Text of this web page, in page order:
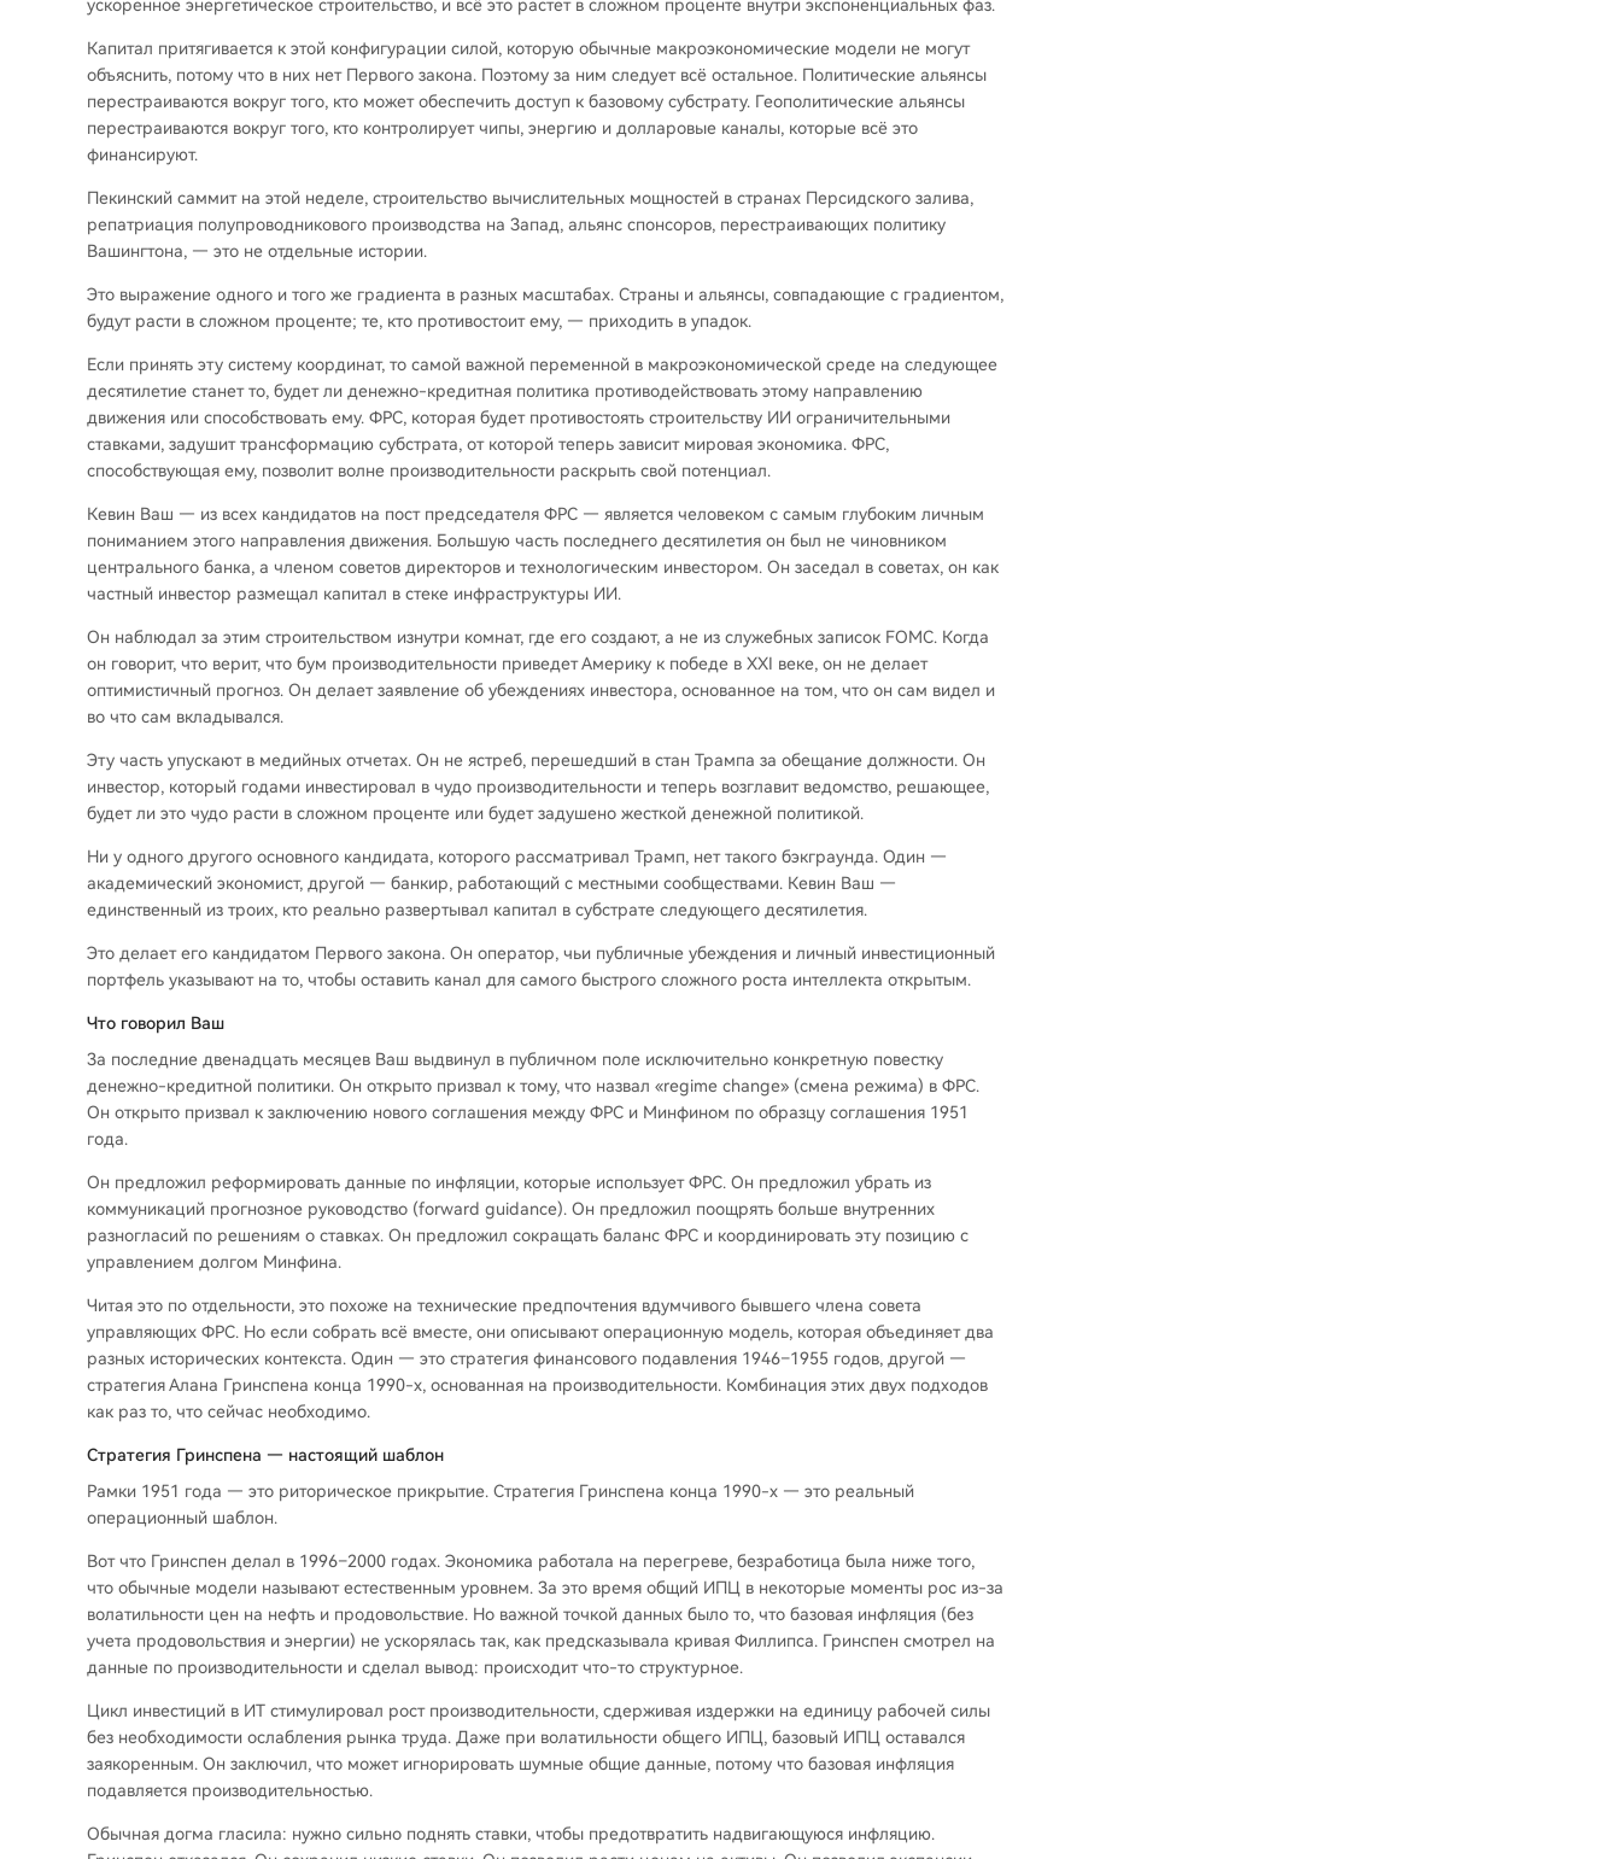
ускоренное энергетическое строительство, и всё это растет в сложном проценте внутри экспоненциальных фаз.
Капитал притягивается к этой конфигурации силой, которую обычные макроэкономические модели не могут
объяснить, потому что в них нет Первого закона. Поэтому за ним следует всё остальное. Политические альянсы
перестраиваются вокруг того, кто может обеспечить доступ к базовому субстрату. Геополитические альянсы
перестраиваются вокруг того, кто контролирует чипы, энергию и долларовые каналы, которые всё это
финансируют.
Пекинский саммит на этой неделе, строительство вычислительных мощностей в странах Персидского залива,
репатриация полупроводникового производства на Запад, альянс спонсоров, перестраивающих политику
Вашингтона, — это не отдельные истории.
Это выражение одного и того же градиента в разных масштабах. Страны и альянсы, совпадающие с градиентом,
будут расти в сложном проценте; те, кто противостоит ему, — приходить в упадок.
Если принять эту систему координат, то самой важной переменной в макроэкономической среде на следующее
десятилетие станет то, будет ли денежно-кредитная политика противодействовать этому направлению
движения или способствовать ему. ФРС, которая будет противостоять строительству ИИ ограничительными
ставками, задушит трансформацию субстрата, от которой теперь зависит мировая экономика. ФРС,
способствующая ему, позволит волне производительности раскрыть свой потенциал.
Кевин Ваш — из всех кандидатов на пост председателя ФРС — является человеком с самым глубоким личным
пониманием этого направления движения. Большую часть последнего десятилетия он был не чиновником
центрального банка, а членом советов директоров и технологическим инвестором. Он заседал в советах, он как
частный инвестор размещал капитал в стеке инфраструктуры ИИ.
Он наблюдал за этим строительством изнутри комнат, где его создают, а не из служебных записок FOMC. Когда
он говорит, что верит, что бум производительности приведет Америку к победе в XXI веке, он не делает
оптимистичный прогноз. Он делает заявление об убеждениях инвестора, основанное на том, что он сам видел и
во что сам вкладывался.
Эту часть упускают в медийных отчетах. Он не ястреб, перешедший в стан Трампа за обещание должности. Он
инвестор, который годами инвестировал в чудо производительности и теперь возглавит ведомство, решающее,
будет ли это чудо расти в сложном проценте или будет задушено жесткой денежной политикой.
Ни у одного другого основного кандидата, которого рассматривал Трамп, нет такого бэкграунда. Один —
академический экономист, другой — банкир, работающий с местными сообществами. Кевин Ваш —
единственный из троих, кто реально развертывал капитал в субстрате следующего десятилетия.
Это делает его кандидатом Первого закона. Он оператор, чьи публичные убеждения и личный инвестиционный
портфель указывают на то, чтобы оставить канал для самого быстрого сложного роста интеллекта открытым.
Что говорил Ваш
За последние двенадцать месяцев Ваш выдвинул в публичном поле исключительно конкретную повестку
денежно-кредитной политики. Он открыто призвал к тому, что назвал «regime change» (смена режима) в ФРС.
Он открыто призвал к заключению нового соглашения между ФРС и Минфином по образцу соглашения 1951
года.
Он предложил реформировать данные по инфляции, которые использует ФРС. Он предложил убрать из
коммуникаций прогнозное руководство (forward guidance). Он предложил поощрять больше внутренних
разногласий по решениям о ставках. Он предложил сокращать баланс ФРС и координировать эту позицию с
управлением долгом Минфина.
Читая это по отдельности, это похоже на технические предпочтения вдумчивого бывшего члена совета
управляющих ФРС. Но если собрать всё вместе, они описывают операционную модель, которая объединяет два
разных исторических контекста. Один — это стратегия финансового подавления 1946–1955 годов, другой —
стратегия Алана Гринспена конца 1990-х, основанная на производительности. Комбинация этих двух подходов
как раз то, что сейчас необходимо.
Стратегия Гринспена — настоящий шаблон
Рамки 1951 года — это риторическое прикрытие. Стратегия Гринспена конца 1990-х — это реальный
операционный шаблон.
Вот что Гринспен делал в 1996–2000 годах. Экономика работала на перегреве, безработица была ниже того,
что обычные модели называют естественным уровнем. За это время общий ИПЦ в некоторые моменты рос из-за
волатильности цен на нефть и продовольствие. Но важной точкой данных было то, что базовая инфляция (без
учета продовольствия и энергии) не ускорялась так, как предсказывала кривая Филлипса. Гринспен смотрел на
данные по производительности и сделал вывод: происходит что-то структурное.
Цикл инвестиций в ИТ стимулировал рост производительности, сдерживая издержки на единицу рабочей силы
без необходимости ослабления рынка труда. Даже при волатильности общего ИПЦ, базовый ИПЦ оставался
заякоренным. Он заключил, что может игнорировать шумные общие данные, потому что базовая инфляция
подавляется производительностью.
Обычная догма гласила: нужно сильно поднять ставки, чтобы предотвратить надвигающуюся инфляцию.